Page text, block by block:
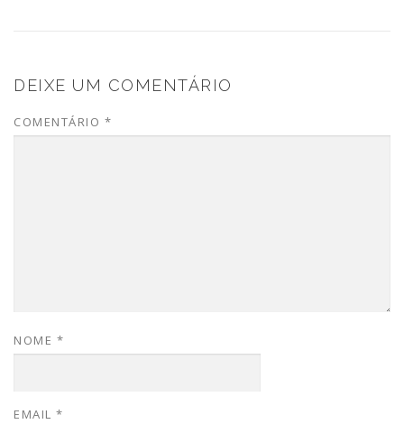
DEIXE UM COMENTÁRIO
COMENTÁRIO *
NOME *
EMAIL *